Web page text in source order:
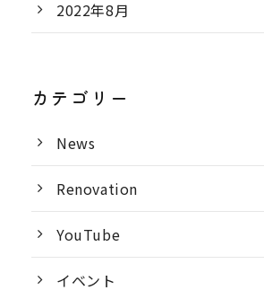
2022年8月
カテゴリー
News
Renovation
YouTube
イベント